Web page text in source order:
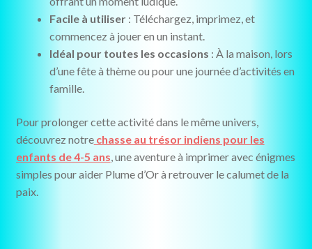
Facile à utiliser: Téléchargez, imprimez, et
commencez à jouer en un instant.
Idéal pour toutes les occasions : À la maison, lors
d’une fête à thème ou pour une journée d’activités en
famille.
Pour prolonger cette activité dans le même univers,
découvrez notrechasse au trésor indiens pour les
enfants de 4-5 ans, une aventure à imprimer avec énigmes
simples pour aider Plume d’Or à retrouver le calumet de la
paix.